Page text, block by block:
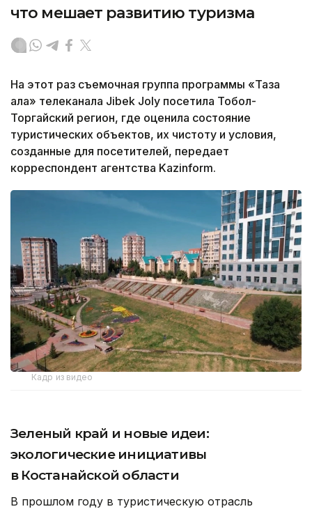
что мешает развитию туризма
На этот раз съемочная группа программы «Таза
қала» телеканала Jibek Joly посетила Тобол-
Торгайский регион, где оценила состояние
туристических объектов, их чистоту и условия,
созданные для посетителей, передает
корреспондент агентства Kazinform.
Кадр из видео
Зеленый край и новые идеи:
экологические инициативы
в Костанайской области
В прошлом году в туристическую отрасль